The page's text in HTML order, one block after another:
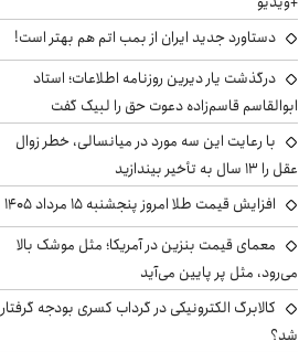
دستاورد جدید ایران از بمب اتم هم بهتر است!
درگذشت یار دیرین روزنامه اطلاعات؛ استاد
ابوالقاسم قاسم‌زاده دعوت حق را لبیک گفت
با رعایت این سه مورد در میانسالی، خطر زوال
عقل را ۱۳ سال به تأخیر بیندازید
افزایش قیمت طلا امروز پنجشنبه ۱۵ مرداد ۱۴۰۵
معمای قیمت بنزین در آمریکا؛ مثل موشک بالا
می‌رود، مثل پر پایین می‌آید
کالابرگ الکترونیکی در گرداب کسری بودجه گرفتار
شد؟